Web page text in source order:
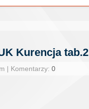
Kurencja tab.2
| Komentarzy: 0